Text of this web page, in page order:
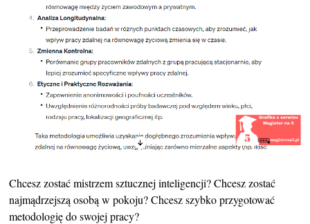
Chcesz zostać mistrzem sztucznej inteligencji? Chcesz zostać
najmądrzejszą osobą w pokoju? Chcesz szybko przygotować
metodologię do swojej pracy?